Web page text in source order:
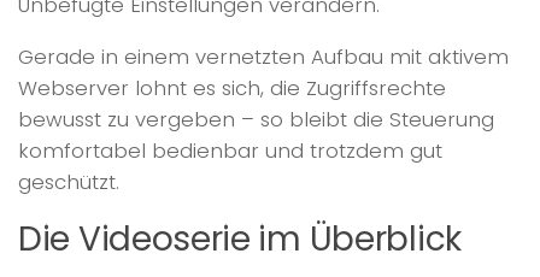
Gerade in einem vernetzten Aufbau mit aktivem
Webserver lohnt es sich, die Zugriffsrechte
bewusst zu vergeben – so bleibt die Steuerung
komfortabel bedienbar und trotzdem gut
geschützt.
Die Videoserie im Überblick